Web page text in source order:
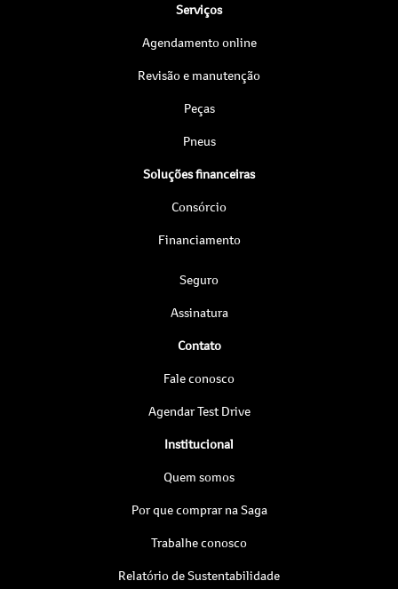
Serviços
Agendamento online
Revisão e manutenção
Peças
Pneus
Soluções financeiras
Consórcio
Financiamento
Seguro
Assinatura
Contato
Fale conosco
Agendar Test Drive
Institucional
Quem somos
Por que comprar na Saga
Trabalhe conosco
Relatório de Sustentabilidade